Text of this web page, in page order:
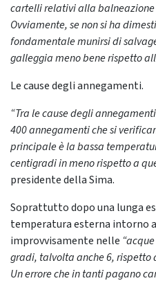
cartelli relativi alla
Ovviamente, se non si ha
fondamentale munirsi di
galleggia meno bene rispetto
Le cause degli annegamenti.
“Tra le cause degli
400 annegamenti che si
principale è la bassa
centigradi in meno rispetto a
presidente della Sima.
Soprattutto dopo una lunga
temperatura esterna intorno
improvvisamente nelle
gradi, talvolta anche 6, rispetto
Un errore che in tanti pagano